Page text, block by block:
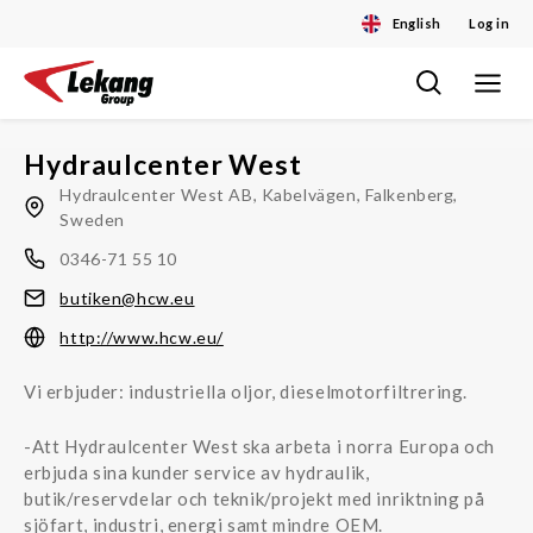
English Log in
Skip
content
Toggle
Hydraulcenter West
Hydraulcenter West AB, Kabelvägen, Falkenberg,
Sweden
0346-71 55 10
butiken@hcw.eu
http://www.hcw.eu/
Vi erbjuder: industriella oljor, dieselmotorfiltrering.
-Att Hydraulcenter West ska arbeta i norra Europa och
erbjuda sina kunder service av hydraulik,
butik/reservdelar och teknik/projekt med inriktning på
sjöfart, industri, energi samt mindre OEM.